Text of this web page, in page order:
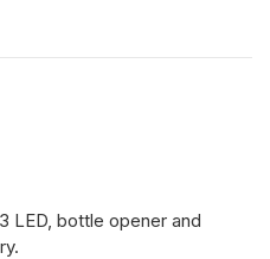
LED, bottle opener and